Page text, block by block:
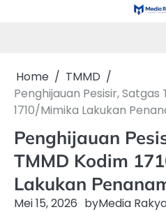
Home
TMMD
Penghijauan Pesisir, Satgas
1710/Mimika Lakukan
Penghijauan
TMMD Kodim
Lakukan
Mei 15, 2026 byMedia